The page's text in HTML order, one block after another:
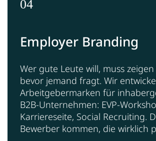
04
Employer Branding
Wer gute Leute will, muss
bevor jemand fragt. Wir
Arbeitgebermarken für
B2B-Unternehmen: EVP-
Karriereseite, Social Recruiting.
Bewerber kommen, die wirklich